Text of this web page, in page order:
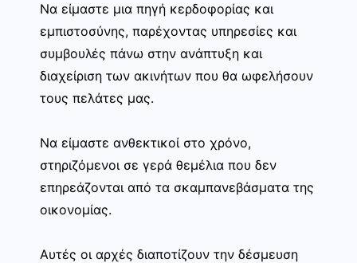
Να είμαστε μια πηγή κερδοφορίας και
εμπιστοσύνης, παρέχοντας υπηρεσίες και
συμβουλές πάνω στην ανάπτυξη και
διαχείριση των ακινήτων που θα ωφελήσουν
τους πελάτες μας.
Να είμαστε ανθεκτικοί στο χρόνο,
στηριζόμενοι σε γερά θεμέλια που δεν
επηρεάζονται από τα σκαμπανεβάσματα της
οικονομίας.
Αυτές οι αρχές διαποτίζουν την δέσμευση